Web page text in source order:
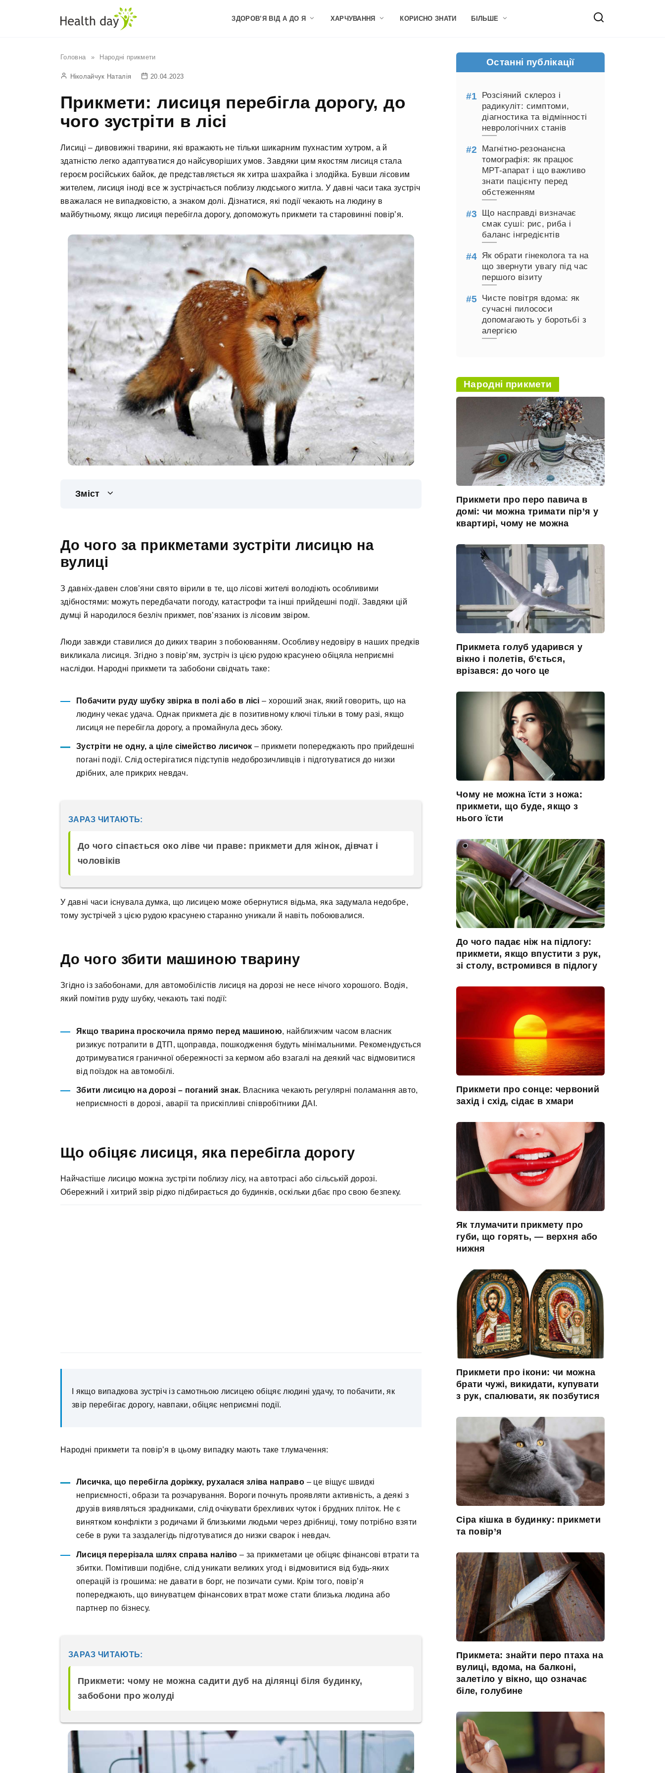
ЗДОРОВ’Я ВІД А ДО Я ХАРЧУВАННЯ КОРИСНО ЗНАТИ БІЛЬШЕ
Головна » Народні прикмети
Ніколайчук Наталія 20.04.2023
Прикмети: лисиця перебігла дорогу, до
чого зустріти в лісі
Лисиці – дивовижні тварини, які вражають не тільки шикарним пухнастим хутром, а й
здатністю легко адаптуватися до найсуворіших умов. Завдяки цим якостям лисиця стала
героєм російських байок, де представляється як хитра шахрайка і злодійка. Бувши лісовим
жителем, лисиця іноді все ж зустрічається поблизу людського житла. У давні часи така зустріч
вважалася не випадковістю, а знаком долі. Дізнатися, які події чекають на людину в
майбутньому, якщо лисиця перебігла дорогу, допоможуть прикмети та старовинні повір’я.
Зміст
До чого за прикметами зустріти лисицю на
вулиці
З давніх-давен слов’яни свято вірили в те, що лісові жителі володіють особливими
здібностями: можуть передбачати погоду, катастрофи та інші прийдешні події. Завдяки цій
думці й народилося безліч прикмет, пов’язаних із лісовим звіром.
Люди завжди ставилися до диких тварин з побоюванням. Особливу недовіру в наших предків
викликала лисиця. Згідно з повір’ям, зустріч із цією рудою красунею обіцяла неприємні
наслідки. Народні прикмети та забобони свідчать таке:
Побачити руду шубку звірка в полі або в лісі – хороший знак, який говорить, що на
людину чекає удача. Однак прикмета діє в позитивному ключі тільки в тому разі, якщо
лисиця не перебігла дорогу, а промайнула десь збоку.
Зустріти не одну, а ціле сімейство лисичок – прикмети попереджають про прийдешні
погані події. Слід остерігатися підступів недоброзичливців і підготуватися до низки
дрібних, але прикрих невдач.
ЗАРАЗ ЧИТАЮТЬ:
До чого сіпається око ліве чи праве: прикмети для жінок, дівчат і
чоловіків
У давні часи існувала думка, що лисицею може обернутися відьма, яка задумала недобре,
тому зустрічей з цією рудою красунею старанно уникали й навіть побоювалися.
До чого збити машиною тварину
Згідно із забобонами, для автомобілістів лисиця на дорозі не несе нічого хорошого. Водія,
який помітив руду шубку, чекають такі події:
Якщо тварина проскочила прямо перед машиною, найближчим часом власник
ризикує потрапити в ДТП, щоправда, пошкодження будуть мінімальними. Рекомендується
дотримуватися граничної обережності за кермом або взагалі на деякий час відмовитися
від поїздок на автомобілі.
Збити лисицю на дорозі – поганий знак. Власника чекають регулярні поламання авто,
неприємності в дорозі, аварії та прискіпливі співробітники ДАІ.
Що обіцяє лисиця, яка перебігла дорогу
Найчастіше лисицю можна зустріти поблизу лісу, на автотрасі або сільській дорозі.
Обережний і хитрий звір рідко підбирається до будинків, оскільки дбає про свою безпеку.
І якщо випадкова зустріч із самотньою лисицею обіцяє людині удачу, то побачити, як
звір перебігає дорогу, навпаки, обіцяє неприємні події.
Народні прикмети та повір’я в цьому випадку мають таке тлумачення:
Лисичка, що перебігла доріжку, рухалася зліва направо – це віщує швидкі
неприємності, образи та розчарування. Вороги почнуть проявляти активність, а деякі з
друзів виявляться зрадниками, слід очікувати брехливих чуток і брудних пліток. Не є
винятком конфлікти з родичами й близькими людьми через дрібниці, тому потрібно взяти
себе в руки та заздалегідь підготуватися до низки сварок і невдач.
Лисиця перерізала шлях справа наліво – за прикметами це обіцяє фінансові втрати та
збитки. Помітивши подібне, слід уникати великих угод і відмовитися від будь-яких
операцій із грошима: не давати в борг, не позичати суми. Крім того, повір’я
попереджають, що винуватцем фінансових втрат може стати близька людина або
партнер по бізнесу.
ЗАРАЗ ЧИТАЮТЬ:
Прикмети: чому не можна садити дуб на ділянці біля будинку,
забобони про жолуді
Останні публікації
Розсіяний склероз і
радикуліт: симптоми,
діагностика та відмінності
неврологічних станів
Магнітно-резонансна
томографія: як працює
МРТ-апарат і що важливо
знати пацієнту перед
обстеженням
Що насправді визначає
смак суші: рис, риба і
баланс інгредієнтів
Як обрати гінеколога та на
що звернути увагу під час
першого візиту
Чисте повітря вдома: як
сучасні пилососи
допомагають у боротьбі з
алергією
Народні прикмети
Прикмети про перо павича в
домі: чи можна тримати пір’я у
квартирі, чому не можна
Прикмета голуб ударився у
вікно і полетів, б’ється,
врізався: до чого це
Чому не можна їсти з ножа:
прикмети, що буде, якщо з
нього їсти
До чого падає ніж на підлогу:
прикмети, якщо впустити з рук,
зі столу, встромився в підлогу
Прикмети про сонце: червоний
захід і схід, сідає в хмари
Як тлумачити прикмету про
губи, що горять, — верхня або
нижня
Прикмети про ікони: чи можна
брати чужі, викидати, купувати
з рук, спалювати, як позбутися
Сіра кішка в будинку: прикмети
та повір’я
Прикмета: знайти перо птаха на
вулиці, вдома, на балконі,
залетіло у вікно, що означає
біле, голубине